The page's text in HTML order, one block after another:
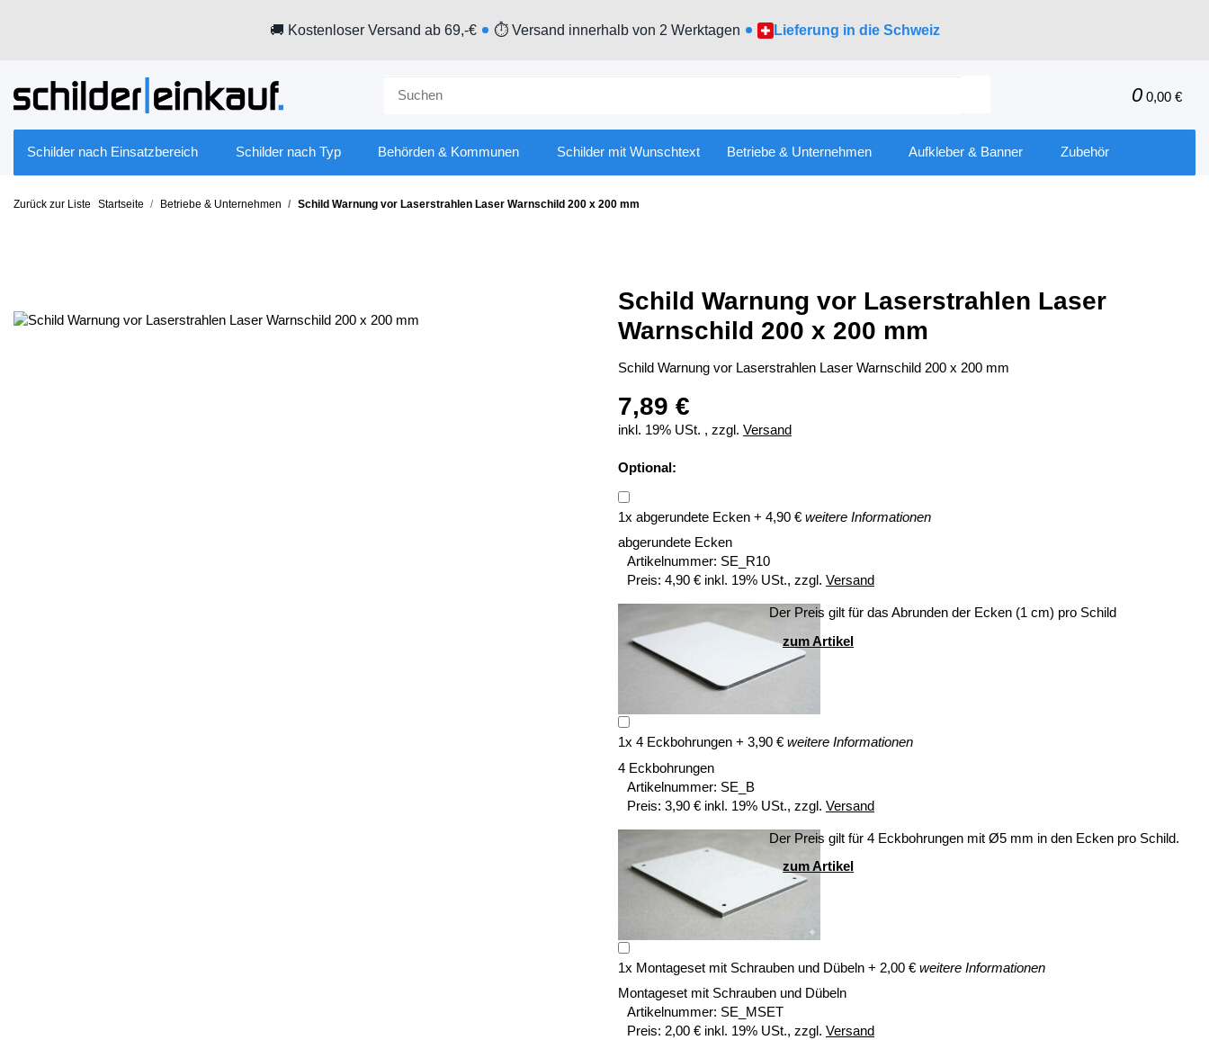
🚚 Kostenloser Versand ab 69,-€ ⏱ Versand innerhalb von 2 Werktagen Lieferung in die Schweiz
0 0,00 €
Schilder nach Einsatzbereich Schilder nach Typ Behörden & Kommunen Schilder mit Wunschtext Betriebe & Unternehmen Aufkleber & Banner Zubehör
Zurück zur Liste Startseite Betriebe & Unternehmen Schild Warnung vor Laserstrahlen Laser Warnschild 200 x 200 mm
Schild Warnung vor Laserstrahlen Laser
Warnschild 200 x 200 mm
Schild Warnung vor Laserstrahlen Laser Warnschild 200 x 200 mm
7,89 €
inkl. 19% USt. , zzgl. Versand
Optional:
1x abgerundete Ecken + 4,90 € weitere Informationen
abgerundete Ecken
Artikelnummer: SE_R10
Preis: 4,90 € inkl. 19% USt., zzgl. Versand
Der Preis gilt für das Abrunden der Ecken (1 cm) pro Schild
zum Artikel
1x 4 Eckbohrungen + 3,90 € weitere Informationen
4 Eckbohrungen
Artikelnummer: SE_B
Preis: 3,90 € inkl. 19% USt., zzgl. Versand
Der Preis gilt für 4 Eckbohrungen mit Ø5 mm in den Ecken pro Schild.
zum Artikel
1x Montageset mit Schrauben und Dübeln + 2,00 € weitere Informationen
Montageset mit Schrauben und Dübeln
Artikelnummer: SE_MSET
Preis: 2,00 € inkl. 19% USt., zzgl. Versand